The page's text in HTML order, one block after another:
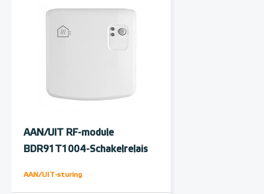
AAN/UIT RF-module
BDR91T1004-Schakelrelais
AAN/UIT-sturing